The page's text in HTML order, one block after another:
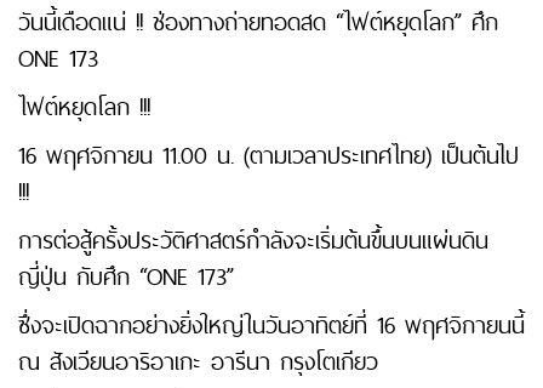
วันนี้เดือดแน่ !! ช่องทางถ่ายทอดสด “ไฟต์หยุดโลก” ศึก
ONE 173
ไฟต์หยุดโลก !!!
16 พฤศจิกายน 11.00 น. (ตามเวลาประเทศไทย) เป็นต้นไป
!!!
การต่อสู้ครั้งประวัติศาสตร์กำลังจะเริ่มต้นขึ้นบนแผ่นดิน
ญี่ปุ่น กับศึก “ONE 173”
ซึ่งจะเปิดฉากอย่างยิ่งใหญ่ในวันอาทิตย์ที่ 16 พฤศจิกายนนี้
ณ สังเวียนอาริอาเกะ อารีนา กรุงโตเกียว